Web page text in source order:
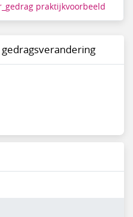
praktijkvoorbeeld